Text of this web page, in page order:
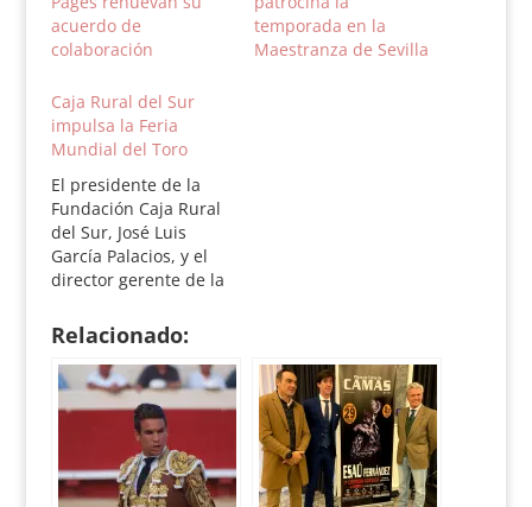
acuerdo de
colaboración
temporada en la
Maestranza de Sevilla
Caja Rural del Sur
impulsa la Feria
Mundial del Toro
El presidente de la
Fundación Caja Rural
del Sur, José Luis
García Palacios, y el
director gerente de la
de Sevilla (Fibes),
Alcántara, han
firmado un convenio
de colaboración para
la celebración de la XI
Feria Mundial del
Toro, que se celebrará
Relacionado: